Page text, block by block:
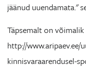
jäänud uuendamata."
Täpsemalt on
http://www.aripaev.ee/
kinnisvaraarendusel-